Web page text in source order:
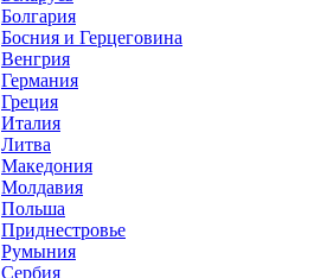
Болгария
Босния и Герцеговина
Венгрия
Германия
Греция
Италия
Литва
Македония
Молдавия
Польша
Приднестровье
Румыния
Сербия